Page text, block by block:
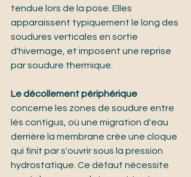
tendue lors de la pose. Elles
apparaissent typiquement le long des
soudures verticales en sortie
d'hivernage, et imposent une reprise
par soudure thermique.
Le décollement périphérique
concerne les zones de soudure entre
lés contigus, où une migration d'eau
derrière la membrane crée une cloque
qui finit par s'ouvrir sous la pression
hydrostatique. Ce défaut nécessite